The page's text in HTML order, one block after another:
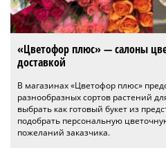
«Цветофор плюс» — салоны
доставкой
В магазинах «Цветофор плюс»
разнообразных сортов растений
выбрать как готовый букет из
подобрать персональную
пожеланий заказчика.